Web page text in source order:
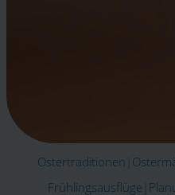
Ostertraditionen
Frühlingsausflüge